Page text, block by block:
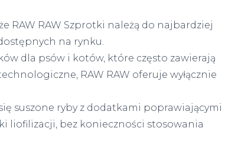
RAW RAW Szprotki należą do najbardziej
na rynku.
dla psów i kotów, które często zawierają
RAW RAW oferuje wyłącznie
suszone ryby z dodatkami poprawiającymi
liofilizacji, bez konieczności stosowania